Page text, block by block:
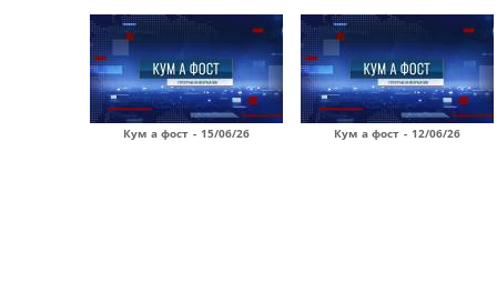
Кум а фост - 15/06/26 Кум а фост - 12/06/26